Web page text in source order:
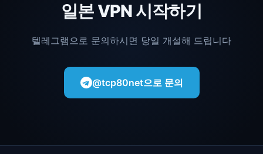
일본 VPN 시작하기
텔레그램으로 문의하시면 당일 개설해 드립니다
@tcp80net으로 문의